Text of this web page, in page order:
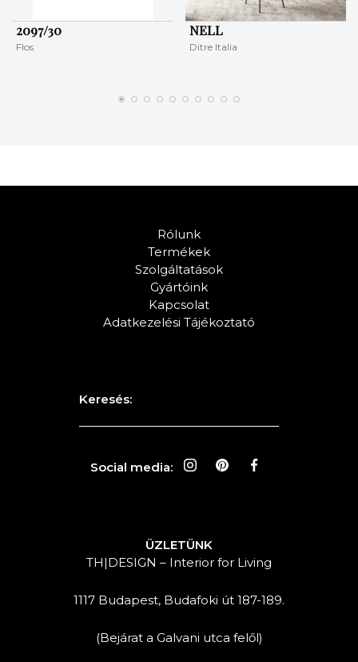
2097/30
Flos
NELL
Ditre Italia
Rólunk
Termékek
Szolgáltatások
Gyártóink
Kapcsolat
Adatkezelési Tájékoztató
Keresés:
Social media:
ÜZLETÜNK
TH|DESIGN – Interior for Living
1117 Budapest, Budafoki út 187-189.
(Bejárat a Galvani utca felől)